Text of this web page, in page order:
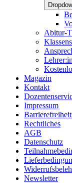
Abitur-
Magazin
Kontakt
Impressum
Rechtliches
AGB
Datenschutz
Newsletter